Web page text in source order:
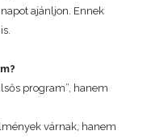
ajánljon. Ennek
program”, hanem
várnak, hanem